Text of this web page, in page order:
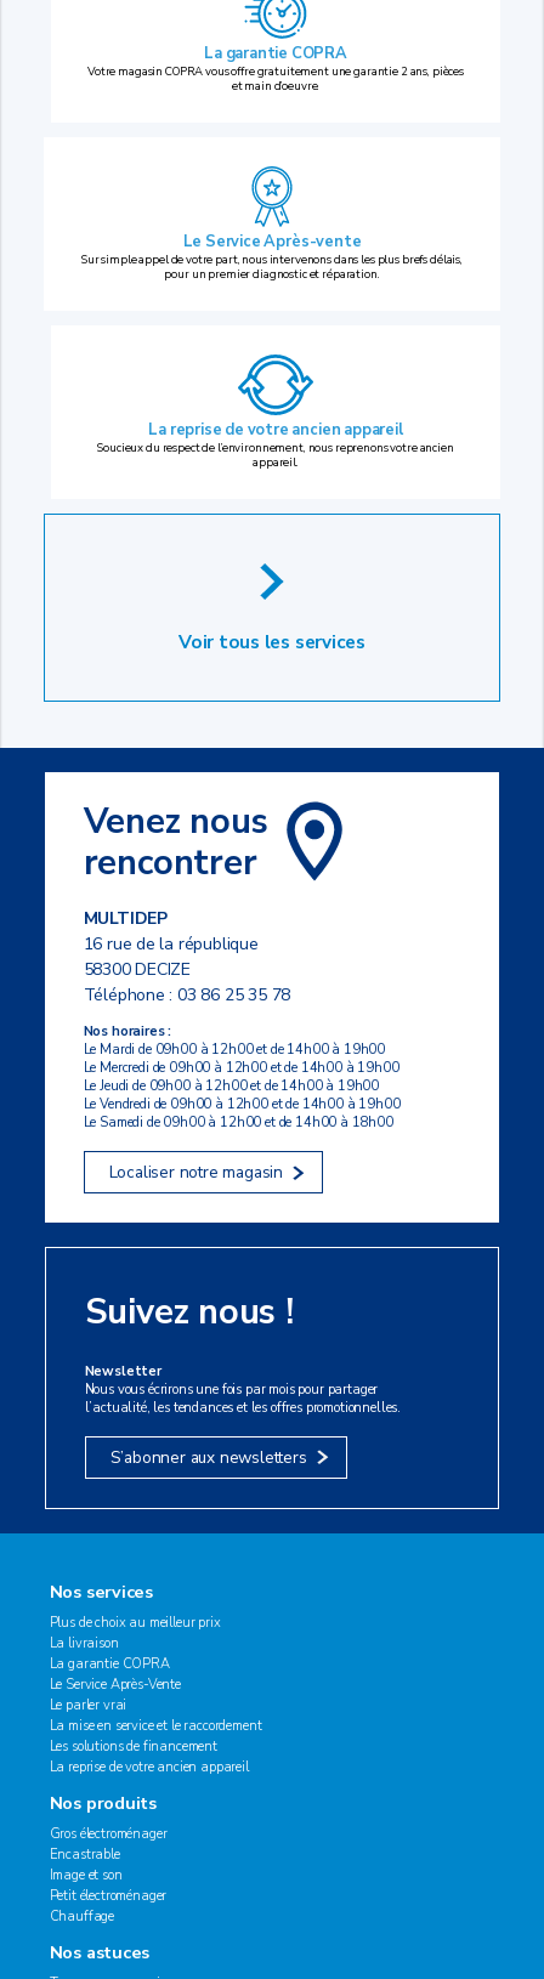
La garantie COPRA
Votre magasin COPRA vous offre gratuitement une garantie 2 ans, pièces
et main d’oeuvre.
Le Service Après-vente
Sur simple appel de votre part, nous intervenons dans les plus brefs délais,
pour un premier diagnostic et réparation.
La reprise de votre ancien appareil
Soucieux du respect de l’environnement, nous reprenons votre ancien
appareil.
Voir tous les services
Venez nous
rencontrer
MULTIDEP
16 rue de la république
58300 DECIZE
Téléphone :03 86 25 35 78
Nos horaires :
Le Mardi de 09h00 à 12h00 et de 14h00 à 19h00
Le Mercredi de 09h00 à 12h00 et de 14h00 à 19h00
Le Jeudi de 09h00 à 12h00 et de 14h00 à 19h00
Le Vendredi de 09h00 à 12h00 et de 14h00 à 19h00
Le Samedi de 09h00 à 12h00 et de 14h00 à 18h00
Localiser notre magasin
Suivez nous !
Newsletter
Nous vous écrirons une fois par mois pour partager
l’actualité, les tendances et les offres promotionnelles.
S’abonner aux newsletters
Nos services
Plus de choix au meilleur prix
La livraison
La garantie COPRA
Le Service Après-Vente
Le parler vrai
La mise en service et le raccordement
Les solutions de financement
La reprise de votre ancien appareil
Nos produits
Gros électroménager
Encastrable
Image et son
Petit électroménager
Chauffage
Nos astuces